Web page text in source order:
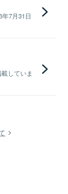
7月31日
していま